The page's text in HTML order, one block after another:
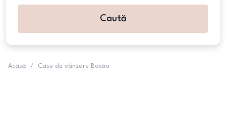
Caută
Acasă / Case de vânzare Bacău